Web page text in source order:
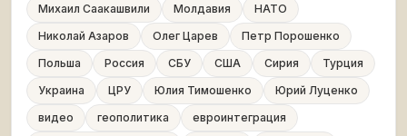
Михаил Саакашвили
Молдавия
НАТО
Николай Азаров
Олег Царев
Петр Порошенко
Польша
Россия СБУ США Сирия
Турция
Украина
ЦРУ Юлия Тимошенко
Юрий Луценко
видео
геополитика
евроинтеграция